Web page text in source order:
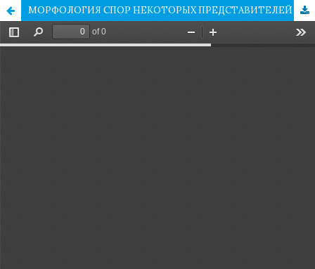
МОРФОЛОГИЯ СПОР НЕКОТОРЫХ ПРЕДСТАВИТЕЛЕЙ СЕМЕЙСТВА POLYPODIACEAE ИЗ ВОСТОЧНОЙ, ЮГО-ВОСТОЧНОЙ И ЮЖНОЙ АЗИИ